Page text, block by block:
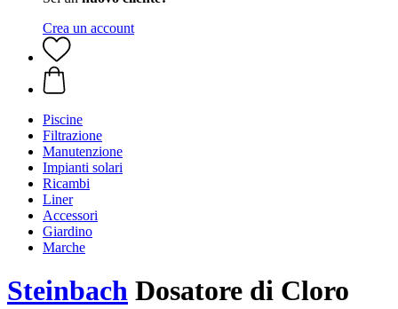
Crea un account
Piscine
Filtrazione
Manutenzione
Impianti solari
Ricambi
Liner
Accessori
Giardino
Marche
Steinbach Dosatore di Cloro